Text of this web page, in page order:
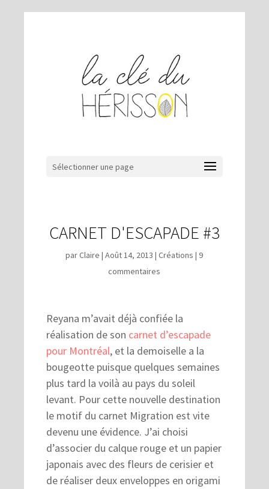
Sélectionner une page
CARNET D'ESCAPADE #3
parClaire |Août 14, 2013 |Créations | 9
commentaires
Reyana m’avait déjà confiée la
réalisation de son carnet d’escapade
pour Montréal, et la demoiselle a la
bougeotte puisque quelques semaines
plus tard la voilà au pays du soleil
levant. Pour cette nouvelle destination
le motif du carnet Migration est vite
devenu une évidence. J’ai choisi
d’associer du calque rouge et un papier
japonais avec des fleurs de cerisier et
de réaliser deux enveloppes en origami